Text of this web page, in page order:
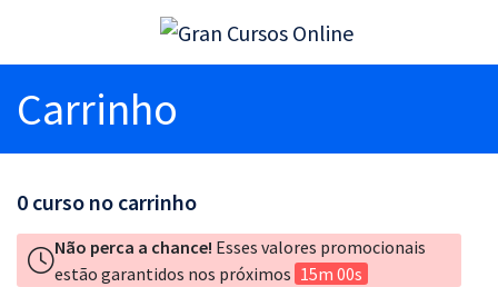
Carrinho
0 curso no carrinho
Não perca a chance! Esses valores promocionais
estão garantidos nos próximos 15m 00s